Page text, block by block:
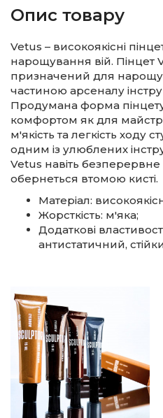
Опис товару
Vetus – високоякісні
нарощування вій. Пінцет
призначений для
частиною арсеналу
Продумана форма
комфортом як для
м'якість та легкість ходу
одним із улюблених
Vetus навіть
обернеться втомою кисті.
Матеріал:
Жорсткість: м'яка;
Додаткові
антистатичний,